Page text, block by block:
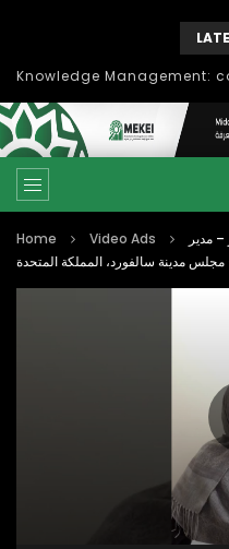
Home Video Ads
مدير
مجلس مدينة سالفورد، المملكة المتحدة